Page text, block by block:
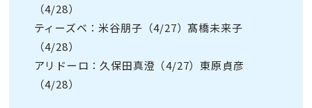
（4/28）
ティーズベ：米谷朋子（4/27）髙橋未来子
（4/28）
アリドーロ：久保田真澄（4/27）東原貞彦
（4/28）